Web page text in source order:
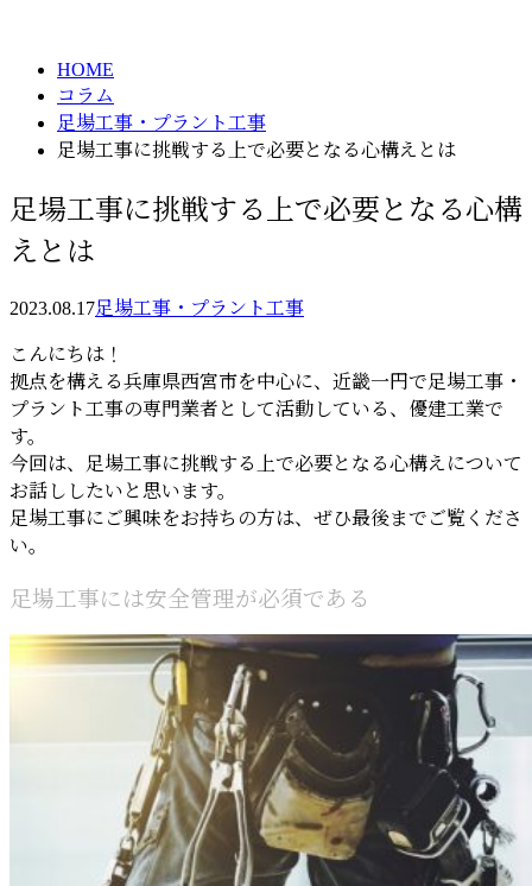
HOME
コラム
足場工事・プラント工事
足場工事に挑戦する上で必要となる心構えとは
足場工事に挑戦する上で必要となる心構
えとは
2023.08.17足場工事・プラント工事
こんにちは！
拠点を構える兵庫県西宮市を中心に、近畿一円で足場工事・
プラント工事の専門業者として活動している、優建工業で
す。
今回は、足場工事に挑戦する上で必要となる心構えについて
お話ししたいと思います。
足場工事にご興味をお持ちの方は、ぜひ最後までご覧くださ
い。
足場工事には安全管理が必須である